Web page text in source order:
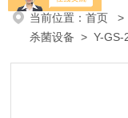
当前位置：首页 >
杀菌设备 > Y-GS-